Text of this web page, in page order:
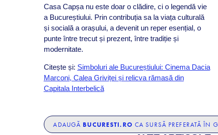
Casa Capșa nu este doar o clădire, ci o legendă vie
a Bucureștiului. Prin contribuția sa la viața culturală
și socială a orașului, a devenit un reper esențial, o
punte între trecut și prezent, între tradiție și
modernitate.
Citește și: Simboluri ale Bucureștiului: Cinema Dacia
Marconi, Calea Griviței și relicva rămasă din
Capitala Interbelică
ADAUGĂ BUCURESTI.RO CA SURSĂ PREFERATĂ ÎN